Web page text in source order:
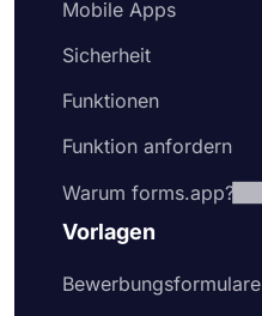
Mobile Apps
Sicherheit
Funktionen
Funktion anfordern
Warum forms.app?
Vorlagen
Bewerbungsformulare